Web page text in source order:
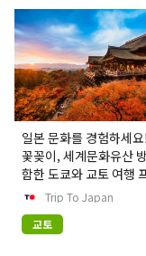
일본 문화를 경험하세
꽃꽂이, 세계문화유산
함한 도쿄와 교토 여행
을 소개합니다.
Trip To Japan
교토